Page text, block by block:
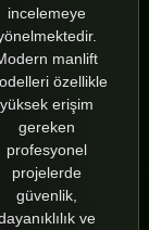
incelemeye
manlift
özellikle
yüksek erişim
gereken
profesyonel
projelerde
güvenlik,
ve